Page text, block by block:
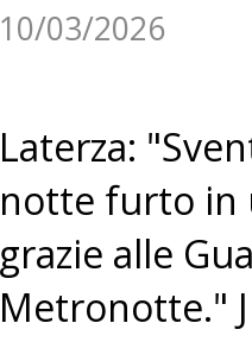
10/03/2026
Laterza:
notte furto in
grazie alle
Metronotte."